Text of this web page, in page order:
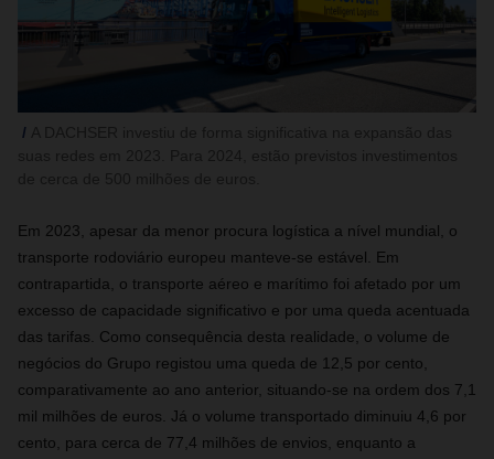
Em 2023, apesar da menor procura logística a nível mundial, o
transporte rodoviário europeu manteve-se estável. Em
contrapartida, o transporte aéreo e marítimo foi afetado por um
excesso de capacidade significativo e por uma queda acentuada
das tarifas. Como consequência desta realidade, o volume de
negócios do Grupo registou uma queda de 12,5 por cento,
comparativamente ao ano anterior, situando-se na ordem dos 7,1
mil milhões de euros. Já o volume transportado diminuiu 4,6 por
cento, para cerca de 77,4 milhões de envios, enquanto a